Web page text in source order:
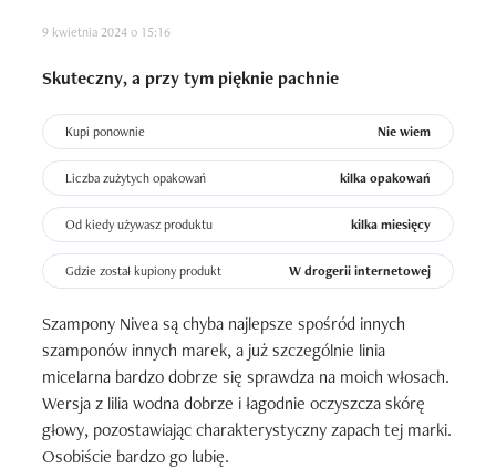
9 kwietnia 2024 o 15:16
Skuteczny, a przy tym pięknie pachnie
Kupi ponownie Nie wiem
Liczba zużytych opakowań kilka opakowań
Od kiedy używasz produktu kilka miesięcy
Gdzie został kupiony produkt W drogerii internetowej
Szampony Nivea są chyba najlepsze spośród innych
szamponów innych marek, a już szczególnie linia
micelarna bardzo dobrze się sprawdza na moich włosach.
Wersja z lilia wodna dobrze i łagodnie oczyszcza skórę
głowy, pozostawiając charakterystyczny zapach tej marki.
Osobiście bardzo go lubię.